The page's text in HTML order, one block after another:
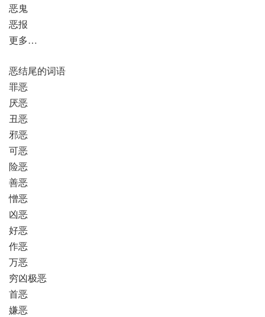
恶鬼
恶报
更多…
恶结尾的词语
罪恶
厌恶
丑恶
邪恶
可恶
险恶
善恶
憎恶
凶恶
好恶
作恶
万恶
穷凶极恶
首恶
嫌恶